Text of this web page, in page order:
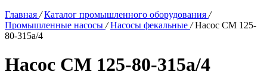
Главная / Каталог промышленного оборудования /
Промышленные насосы / Насосы фекальные / Насос СМ 125-
80-315а/4
Насос СМ 125-80-315а/4